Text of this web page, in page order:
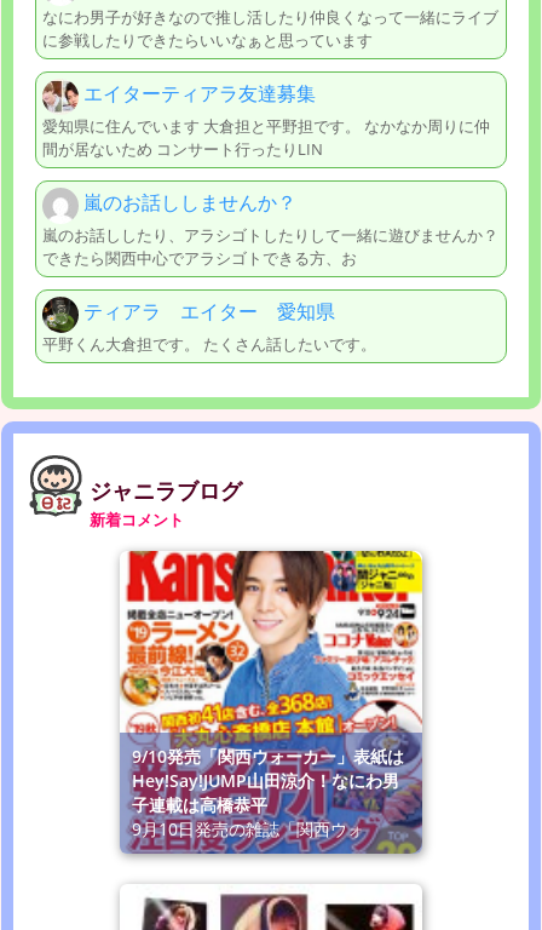
なにわ男子が好きなので推し活したり仲良くなって一緒にライブ
に参戦したりできたらいいなぁと思っています
エイターティアラ友達募集
愛知県に住んでいます 大倉担と平野担です。 なかなか周りに仲
間が居ないため コンサート行ったりLIN
嵐のお話ししませんか？
嵐のお話ししたり、アラシゴトしたりして一緒に遊びませんか？
できたら関西中心でアラシゴトできる方、お
ティアラ エイター 愛知県
平野くん大倉担です。 たくさん話したいです。
ジャニラブログ
新着コメント
9/10発売「関西ウォーカー」表紙は
Hey!Say!JUMP山田涼介！なにわ男
子連載は高橋恭平
9月10日発売の雑誌「関西ウォ